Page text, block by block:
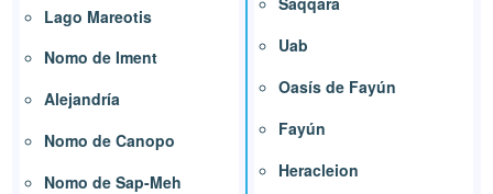
Lago Mareotis
Nomo de Iment
Alejandría
Nomo de Canopo
Nomo de Sap-Meh
Uab
Oasís de Fayún
Fayún
Heracleion